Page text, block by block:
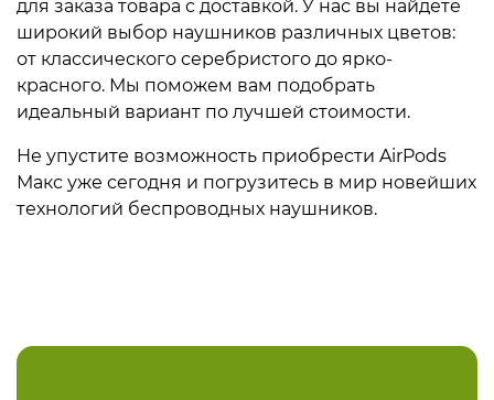
для заказа товара с доставкой. У нас вы найдете
широкий выбор наушников различных цветов:
от классического серебристого до ярко-
красного. Мы поможем вам подобрать
идеальный вариант по лучшей стоимости.
Не упустите возможность приобрести AirPods
Макс уже сегодня и погрузитесь в мир новейших
технологий беспроводных наушников.